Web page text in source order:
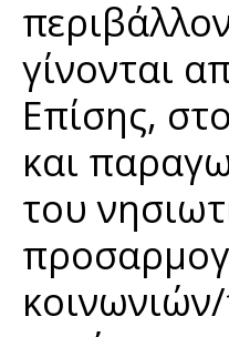
γίνονται
Επίσης,
και
του